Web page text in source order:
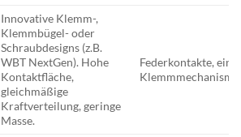
Innovative Klemm-,
Klemmbügel- oder
Schraubdesigns (z.B.
WBT NextGen). Hohe
Kontaktfläche,
gleichmäßige
Kraftverteilung, geringe
Masse.
Federkontakte,